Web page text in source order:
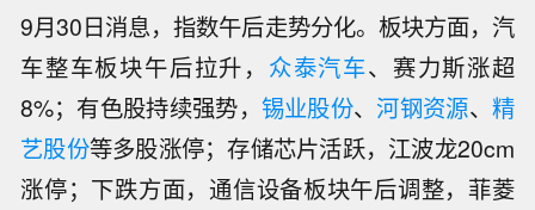
9月30日消息，指数午后走势分化。板块方面，汽
车整车板块午后拉升， 众泰汽车、赛力斯涨超
8%；有色股持续强势， 锡业股份、河钢资源、 精
艺股份等多股涨停；存储芯片活跃，江波龙20cm
涨停；下跌方面，通信设备板块午后调整，菲菱